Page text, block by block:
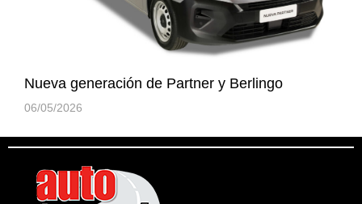
Nueva generación de Partner y Berlingo
06/05/2026